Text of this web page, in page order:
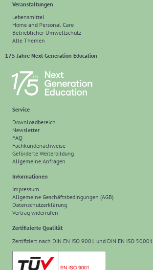
Veranstaltungen
Lebensmittel
Home and Personal Care
Betrieblicher Umweltschutz
Alle Themen
175 Jahre Next Generation Education
Service
Downloadbereich
Newsletter
FAQ
Fachkundenachweise
Geförderte Weiterbildung
Allgemeine Anfragen
Informationen
Impressum
Allgemeine Geschäftsbedingungen (AGB)
Datenschutzerklärung
Vertrag widerrufen
Zertifizierte Qualität
Zertifiziert nach DIN EN ISO 9001 und DIN EN ISO 50001